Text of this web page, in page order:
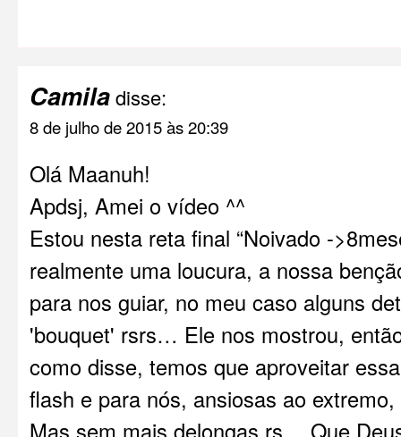
Camiladisse:
8 de julho de 2015 às 20:39
Olá Maanuh!
Apdsj, Amei o vídeo ^^
Estou nesta reta final “Noivado -
realmente uma loucura, a nossa
para nos guiar, no meu caso alguns
'bouquet' rsrs… Ele nos mostrou,
como disse, temos que aproveitar
flash e para nós, ansiosas ao
Mas sem mais delongas rs… Que